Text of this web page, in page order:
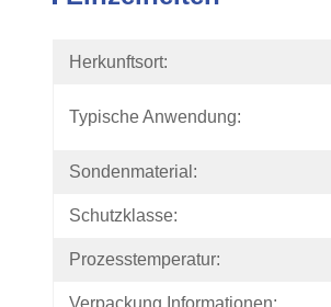
Herkunftsort:
Typische Anwendung:
Sondenmaterial:
Schutzklasse:
Prozesstemperatur:
Verpackung Informationen: